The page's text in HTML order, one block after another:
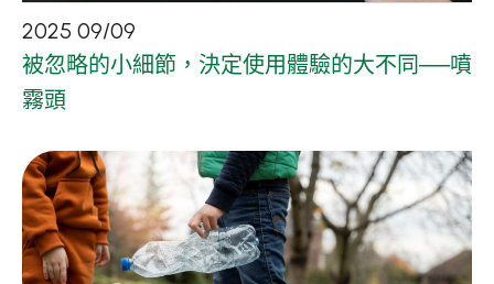
2025 09/09
被忽略的小細節，決定使用體驗的大不同──噴
霧頭